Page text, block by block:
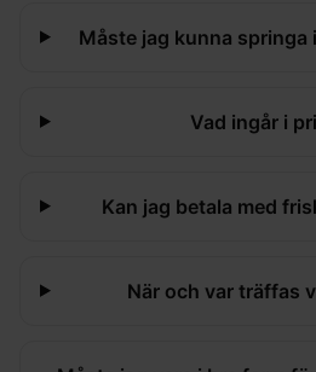
Måste jag kunna springa
Vad ingår i
Kan jag betala med
När och var träffas